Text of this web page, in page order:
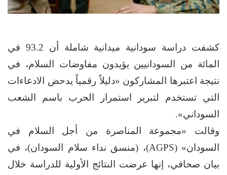
كشفت دراسة سودانية ميدانية شاملة أن 2.‏93 في
المائة من السودانيين يؤيدون مفاوضات السلام، في
نتيجة اعتبرها المشاركون «دليلاً رقمياً يدحض الادعاءات
التي تستخدم لتبرير استمرار الحرب باسم الشعب
السوداني».
وقالت «مجموعة المناصرة من أجل السلام في
السودان» (AGPS)، (منسق نداء سلام السودان)، في
بيان صحافي، إنها عرضت النتائج الأولية للدراسة خلال